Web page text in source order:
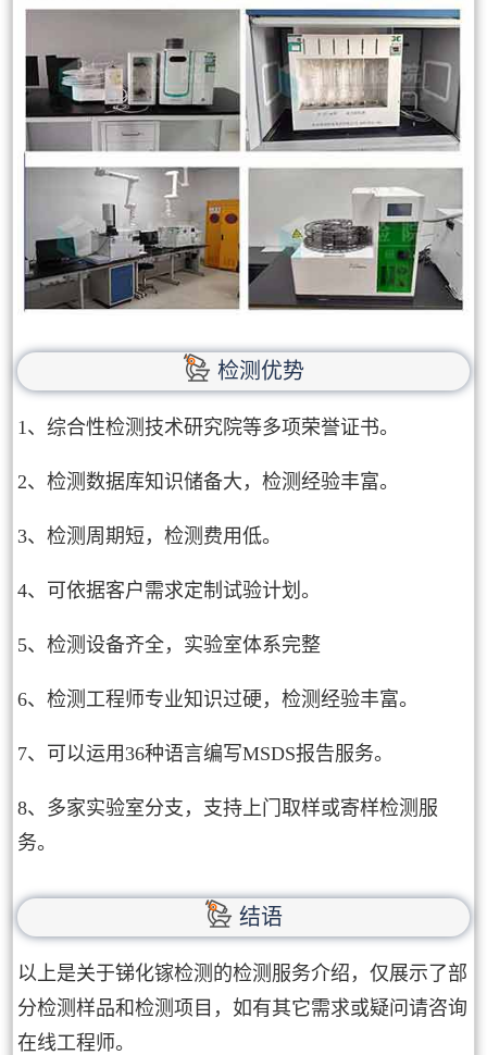
检测优势
1、综合性检测技术研究院等多项荣誉证书。
2、检测数据库知识储备大，检测经验丰富。
3、检测周期短，检测费用低。
4、可依据客户需求定制试验计划。
5、检测设备齐全，实验室体系完整
6、检测工程师专业知识过硬，检测经验丰富。
7、可以运用36种语言编写MSDS报告服务。
8、多家实验室分支，支持上门取样或寄样检测服
务。
结语
以上是关于锑化镓检测的检测服务介绍，仅展示了部
分检测样品和检测项目，如有其它需求或疑问请咨询
在线工程师。